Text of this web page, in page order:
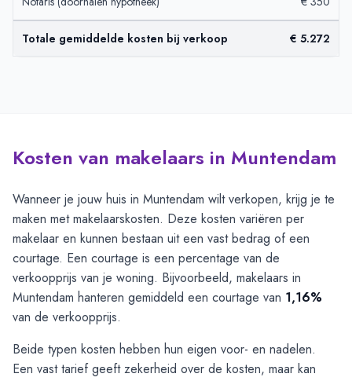
Totale gemiddelde kosten bij verkoop € 5.272
Kosten van makelaars in Muntendam
Wanneer je jouw huis in Muntendam wilt verkopen, krijg je te
maken met makelaarskosten. Deze kosten variëren per
makelaar en kunnen bestaan uit een vast bedrag of een
courtage. Een courtage is een percentage van de
verkoopprijs van je woning. Bijvoorbeeld, makelaars in
Muntendam hanteren gemiddeld een courtage van 1,16%
van de verkoopprijs.
Beide typen kosten hebben hun eigen voor- en nadelen.
Een vast tarief geeft zekerheid over de kosten, maar kan